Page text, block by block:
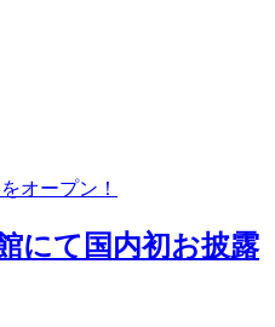
オープン！
にて国内初お披露